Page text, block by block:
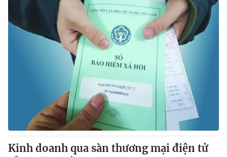
THỜI BÁO VTV
Theo dõi báo trên
Cơ quan chủ quản: Đài Truyền hình Việt Nam
Cơ quan báo chí:Thời báo VTV
Giấy phép hoạt động báo in và báo điện tử số 483/GP-BTTTT
cấp ngày 29/12/2023
Tổng Biên tập:Vũ Thanh Thủy
Phó Tổng Biên tập:Nguyễn Thị Mỹ Hạnh, Phạm Quốc Thắng,
Kinh doanh qua sàn thương mại điện tử